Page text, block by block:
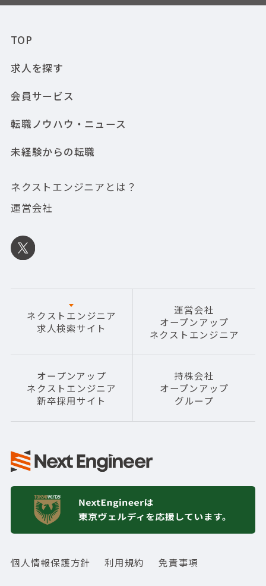
TOP
求人を探す
会員サービス
転職ノウハウ・ニュース
未経験からの転職
ネクストエンジニアとは？
運営会社
ネクストエンジニア
求人検索サイト
運営会社
オープンアップ
ネクストエンジニア
オープンアップ
ネクストエンジニア
新卒採用サイト
持株会社
オープンアップ
グループ
個人情報保護方針 利用規約 免責事項